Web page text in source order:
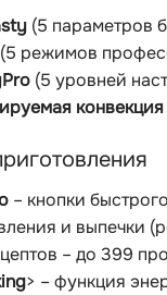
(5 параметров
(5 режимов
(5 уровней
конвекция
– кнопки
и выпечки
– до 399
> – функция